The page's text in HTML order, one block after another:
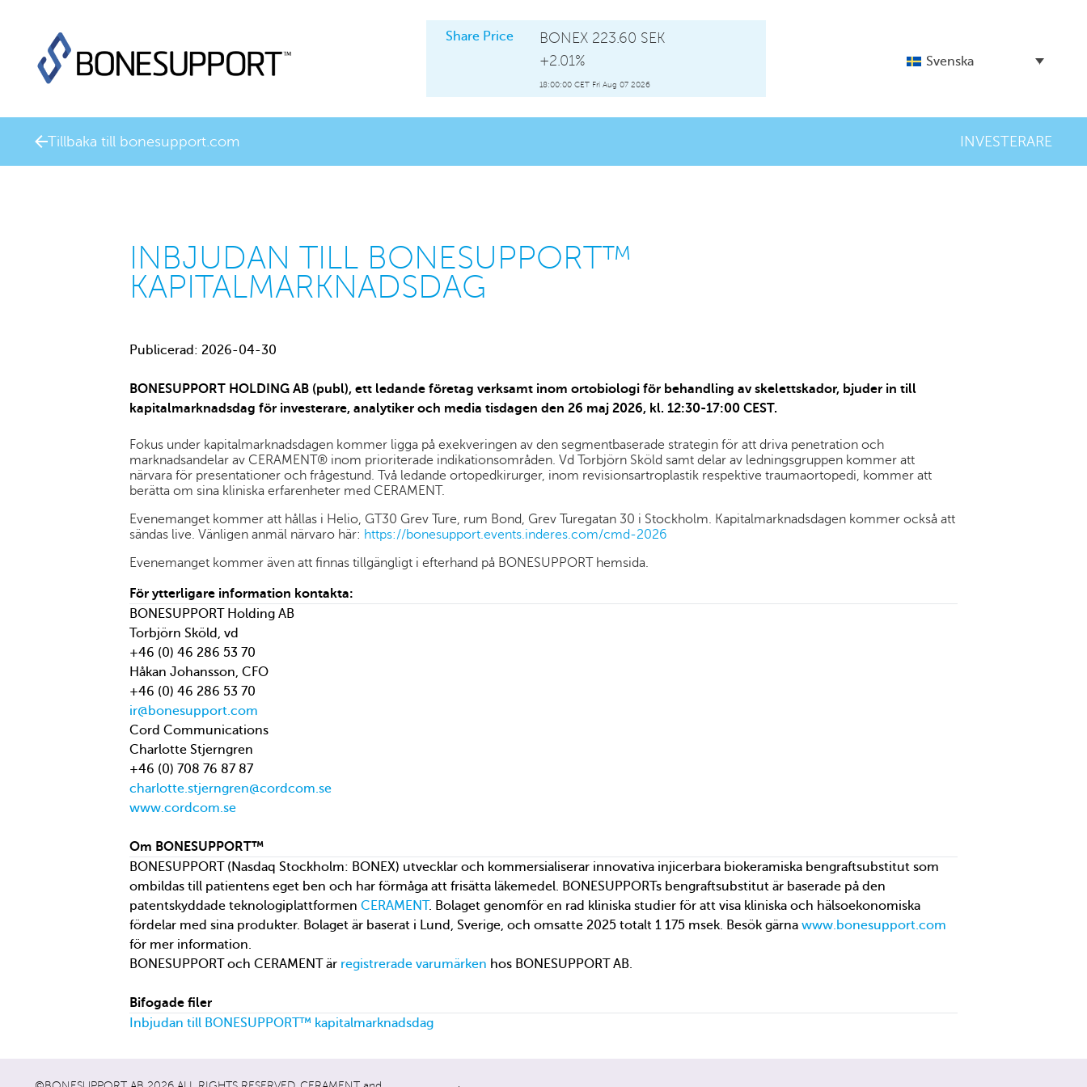
Share Price BONEX 223.60 SEK
+2.01%
18:00:00 CET Fri Aug 07 2026
Svenska
Tillbaka till bonesupport.com INVESTERARE
INBJUDAN TILL BONESUPPORT™
KAPITALMARKNADSDAG
Publicerad: 2026-04-30
BONESUPPORT HOLDING AB (publ), ett ledande företag verksamt inom ortobiologi för behandling av skelettskador, bjuder in till
kapitalmarknadsdag för investerare, analytiker och media tisdagen den 26 maj 2026, kl. 12:30-17:00 CEST.
Fokus under kapitalmarknadsdagen kommer ligga på exekveringen av den segmentbaserade strategin för att driva penetration och
marknadsandelar av CERAMENT® inom prioriterade indikationsområden. Vd Torbjörn Sköld samt delar av ledningsgruppen kommer att
närvara för presentationer och frågestund. Två ledande ortopedkirurger, inom revisionsartroplastik respektive traumaortopedi, kommer att
berätta om sina kliniska erfarenheter med CERAMENT.
Evenemanget kommer att hållas i Helio, GT30 Grev Ture, rum Bond, Grev Turegatan 30 i Stockholm. Kapitalmarknadsdagen kommer också att
sändas live. Vänligen anmäl närvaro här: https://bonesupport.events.inderes.com/cmd-2026
Evenemanget kommer även att finnas tillgängligt i efterhand på BONESUPPORT hemsida.
För ytterligare information kontakta:
BONESUPPORT Holding AB
Torbjörn Sköld, vd
+46 (0) 46 286 53 70
Håkan Johansson, CFO
+46 (0) 46 286 53 70
ir@bonesupport.com
Cord Communications
Charlotte Stjerngren
+46 (0) 708 76 87 87
charlotte.stjerngren@cordcom.se
www.cordcom.se
Om BONESUPPORT™
BONESUPPORT (Nasdaq Stockholm: BONEX) utvecklar och kommersialiserar innovativa injicerbara biokeramiska bengraftsubstitut som
ombildas till patientens eget ben och har förmåga att frisätta läkemedel. BONESUPPORTs bengraftsubstitut är baserade på den
patentskyddade teknologiplattformen CERAMENT. Bolaget genomför en rad kliniska studier för att visa kliniska och hälsoekonomiska
fördelar med sina produkter. Bolaget är baserat i Lund, Sverige, och omsatte 2025 totalt 1 175 msek. Besök gärna www.bonesupport.com
för mer information.
BONESUPPORT och CERAMENT är registrerade varumärken hos BONESUPPORT AB.
Bifogade filer
Inbjudan till BONESUPPORT™ kapitalmarknadsdag